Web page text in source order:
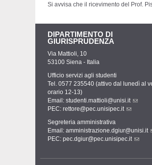
Si avvisa che il ricevimento del Prof.
DIPARTIMENTO DI
GIURISPRUDENZA
Via Mattioli, 10
53100 Siena - Italia
Ufficio servizi agli studenti
Tel. 0577 235540 (attivo dal lunedì al
orario 12-13)
Email: studenti.mattioli@unisi.it
PEC: rettore@pec.unisipec.it
Segreteria amministrativa
Email: amministrazione.dgiur@unisi.it
PEC: pec.dgiur@pec.unisipec.it